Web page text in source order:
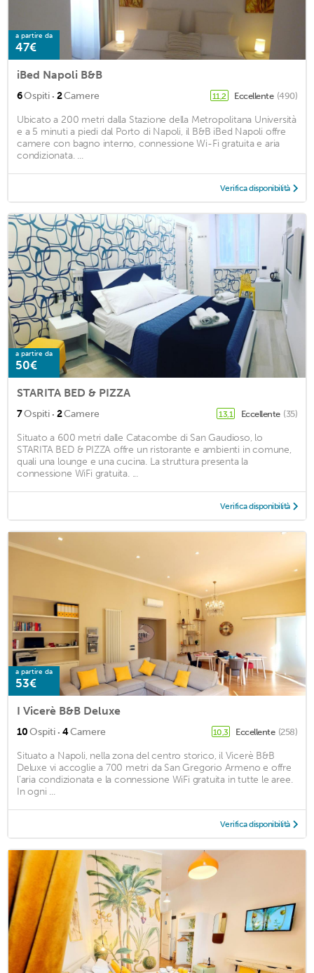
a partire da
47€
iBed Napoli B&B
6Ospiti · 2Camere 11,2 Eccellente (490)
Ubicato a 200 metri dalla Stazione della Metropolitana Università
e a 5 minuti a piedi dal Porto di Napoli, il B&B iBed Napoli offre
camere con bagno interno, connessione Wi-Fi gratuita e aria
condizionata. ...
Verifica disponibilità
a partire da
50€
STARITA BED & PIZZA
7Ospiti · 2Camere 13,1 Eccellente (35)
Situato a 600 metri dalle Catacombe di San Gaudioso, lo
STARITA BED & PIZZA offre un ristorante e ambienti in comune,
quali una lounge e una cucina. La struttura presenta la
connessione WiFi gratuita. ...
Verifica disponibilità
a partire da
53€
I Vicerè B&B Deluxe
10Ospiti · 4Camere 10,3 Eccellente (258)
Situato a Napoli, nella zona del centro storico, il Vicerè B&B
Deluxe vi accoglie a 700 metri da San Gregorio Armeno e offre
l’aria condizionata e la connessione WiFi gratuita in tutte le aree.
In ogni ...
Verifica disponibilità